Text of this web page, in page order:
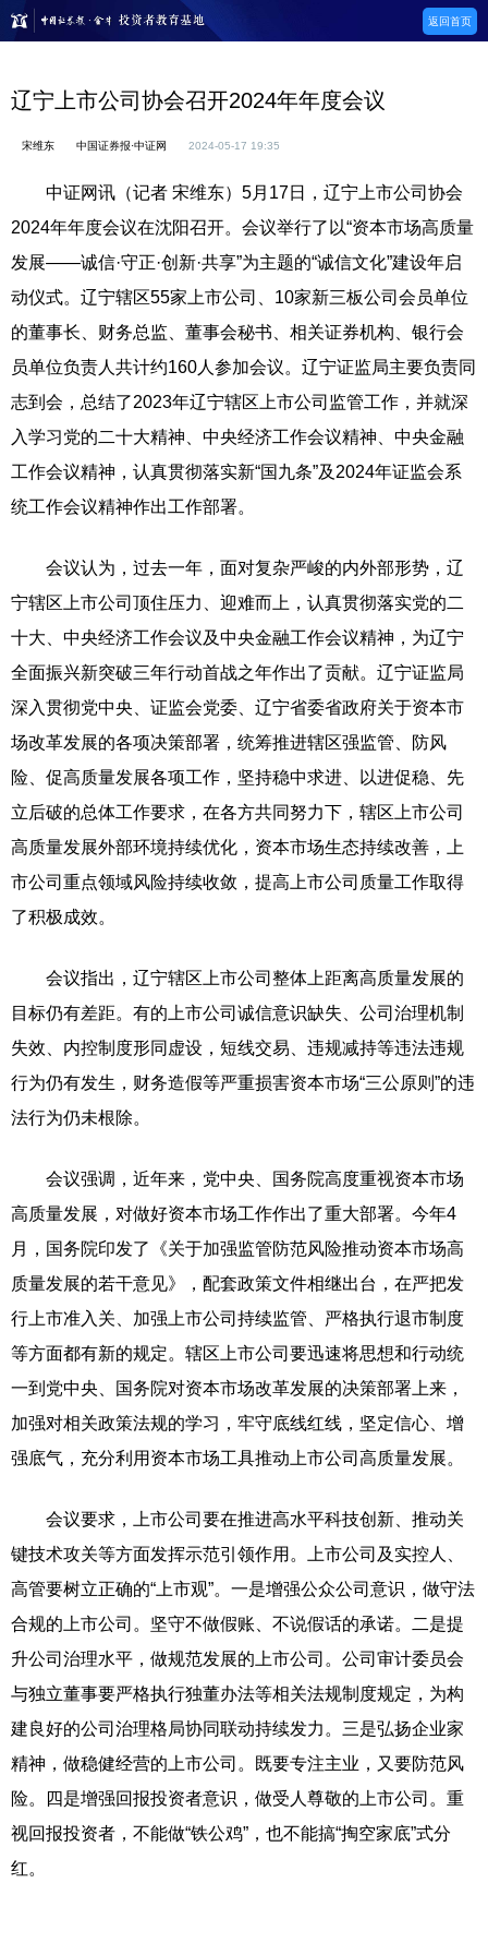
返回首页
辽宁上市公司协会召开2024年年度会议
宋维东 中国证券报·中证网 2024-05-17 19:35
中证网讯（记者 宋维东）5月17日，辽宁上市公司协会
2024年年度会议在沈阳召开。会议举行了以“资本市场高质量
发展——诚信·守正·创新·共享”为主题的“诚信文化”建设年启
动仪式。辽宁辖区55家上市公司、10家新三板公司会员单位
的董事长、财务总监、董事会秘书、相关证券机构、银行会
员单位负责人共计约160人参加会议。辽宁证监局主要负责同
志到会，总结了2023年辽宁辖区上市公司监管工作，并就深
入学习党的二十大精神、中央经济工作会议精神、中央金融
工作会议精神，认真贯彻落实新“国九条”及2024年证监会系
统工作会议精神作出工作部署。
会议认为，过去一年，面对复杂严峻的内外部形势，辽
宁辖区上市公司顶住压力、迎难而上，认真贯彻落实党的二
十大、中央经济工作会议及中央金融工作会议精神，为辽宁
全面振兴新突破三年行动首战之年作出了贡献。辽宁证监局
深入贯彻党中央、证监会党委、辽宁省委省政府关于资本市
场改革发展的各项决策部署，统筹推进辖区强监管、防风
险、促高质量发展各项工作，坚持稳中求进、以进促稳、先
立后破的总体工作要求，在各方共同努力下，辖区上市公司
高质量发展外部环境持续优化，资本市场生态持续改善，上
市公司重点领域风险持续收敛，提高上市公司质量工作取得
了积极成效。
会议指出，辽宁辖区上市公司整体上距离高质量发展的
目标仍有差距。有的上市公司诚信意识缺失、公司治理机制
失效、内控制度形同虚设，短线交易、违规减持等违法违规
行为仍有发生，财务造假等严重损害资本市场“三公原则”的违
法行为仍未根除。
会议强调，近年来，党中央、国务院高度重视资本市场
高质量发展，对做好资本市场工作作出了重大部署。今年4
月，国务院印发了《关于加强监管防范风险推动资本市场高
质量发展的若干意见》，配套政策文件相继出台，在严把发
行上市准入关、加强上市公司持续监管、严格执行退市制度
等方面都有新的规定。辖区上市公司要迅速将思想和行动统
一到党中央、国务院对资本市场改革发展的决策部署上来，
加强对相关政策法规的学习，牢守底线红线，坚定信心、增
强底气，充分利用资本市场工具推动上市公司高质量发展。
会议要求，上市公司要在推进高水平科技创新、推动关
键技术攻关等方面发挥示范引领作用。上市公司及实控人、
高管要树立正确的“上市观”。一是增强公众公司意识，做守法
合规的上市公司。坚守不做假账、不说假话的承诺。二是提
升公司治理水平，做规范发展的上市公司。公司审计委员会
与独立董事要严格执行独董办法等相关法规制度规定，为构
建良好的公司治理格局协同联动持续发力。三是弘扬企业家
精神，做稳健经营的上市公司。既要专注主业，又要防范风
险。四是增强回报投资者意识，做受人尊敬的上市公司。重
视回报投资者，不能做“铁公鸡”，也不能搞“掏空家底”式分
红。